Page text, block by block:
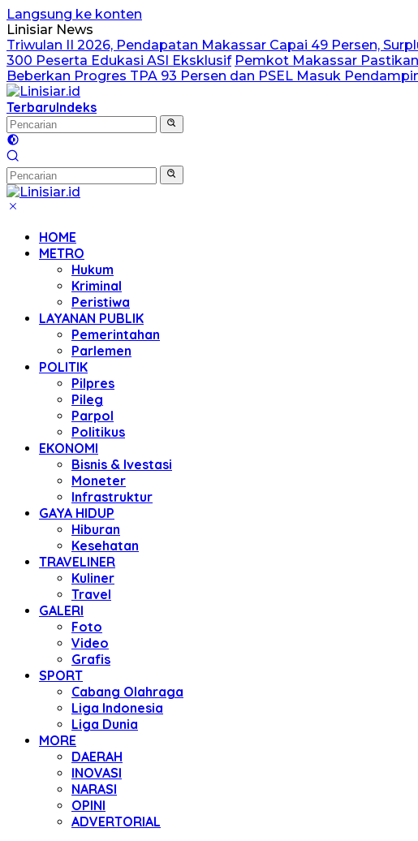
Langsung ke konten
Linisiar News
Triwulan II 2026, Pendapatan Makassar Capai 49 Persen,
300 Peserta Edukasi ASI Eksklusif Pemkot Makassar
Beberkan Progres TPA 93 Persen dan PSEL Masuk
TerbaruIndeks
HOME
METRO
Hukum
Kriminal
Peristiwa
LAYANAN PUBLIK
Pemerintahan
Parlemen
POLITIK
Pilpres
Pileg
Parpol
Politikus
EKONOMI
Bisnis & Ivestasi
Moneter
Infrastruktur
GAYA HIDUP
Hiburan
Kesehatan
TRAVELINER
Kuliner
Travel
GALERI
Foto
Video
Grafis
SPORT
Cabang Olahraga
Liga Indonesia
Liga Dunia
MORE
DAERAH
INOVASI
NARASI
OPINI
ADVERTORIAL